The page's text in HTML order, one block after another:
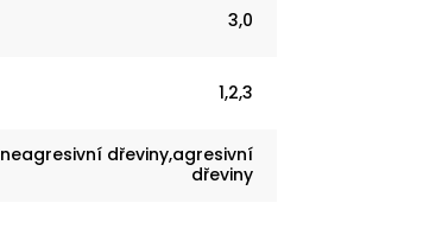
3,0
1,2,3
neagresivní dřeviny,agresivní
dřeviny